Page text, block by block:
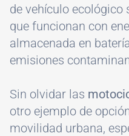
de vehículo ecológico
que funcionan con
almacenada en
emisiones
Sin olvidar las
otro ejemplo de
movilidad urbana,